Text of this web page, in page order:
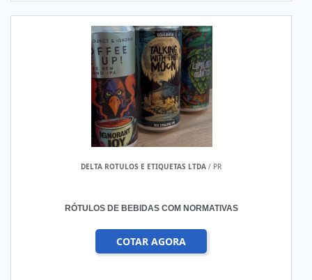
DELTA ROTULOS E ETIQUETAS LTDA / PR
RÓTULOS DE BEBIDAS COM NORMATIVAS
COTAR AGORA